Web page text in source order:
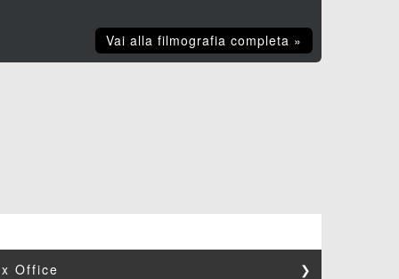
Vai alla filmografia completa »
Office ❯